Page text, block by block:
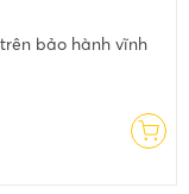
bảo hành vĩnh